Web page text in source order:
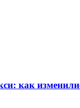
как